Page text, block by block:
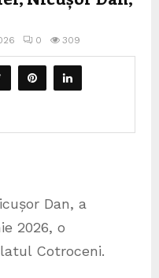
0 309
Dan, a
2026, o
Cotroceni.